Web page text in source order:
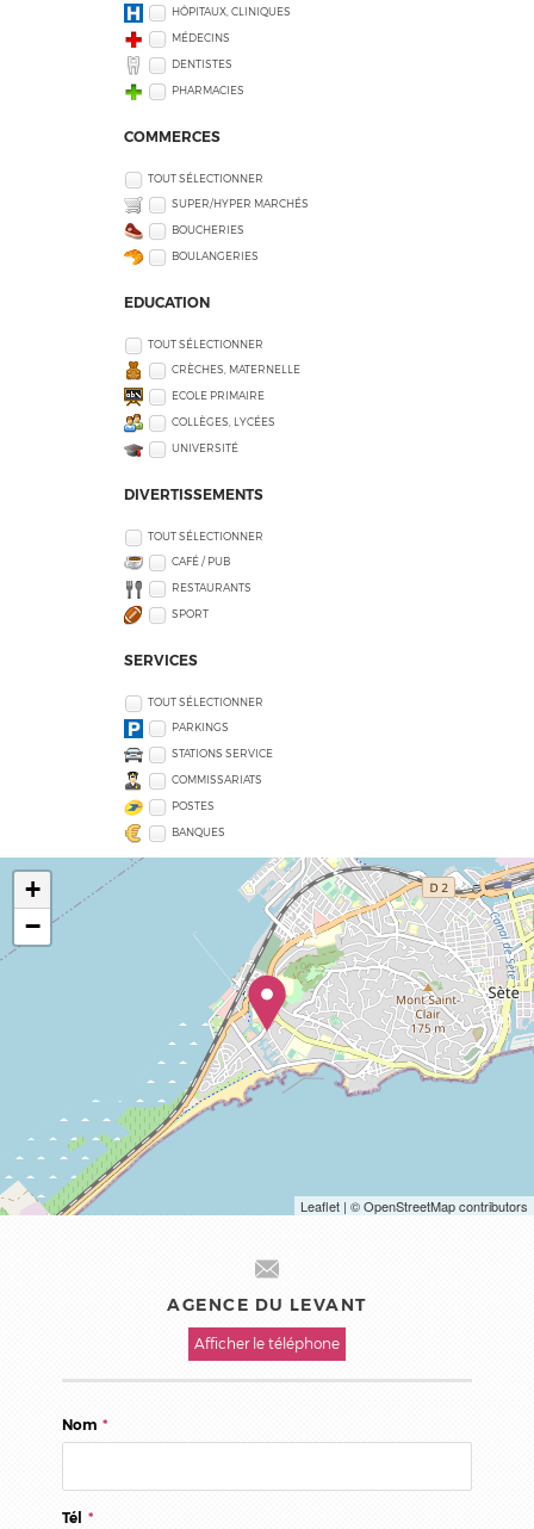
HÔPITAUX, CLINIQUES
MÉDECINS
DENTISTES
PHARMACIES
COMMERCES
TOUT SÉLECTIONNER
SUPER/HYPER MARCHÉS
BOUCHERIES
BOULANGERIES
EDUCATION
TOUT SÉLECTIONNER
CRÈCHES, MATERNELLE
ECOLE PRIMAIRE
COLLÈGES, LYCÉES
UNIVERSITÉ
DIVERTISSEMENTS
TOUT SÉLECTIONNER
CAFÉ / PUB
RESTAURANTS
SPORT
SERVICES
TOUT SÉLECTIONNER
PARKINGS
STATIONS SERVICE
COMMISSARIATS
POSTES
BANQUES
+
−
Leaflet | © OpenStreetMap contributors
AGENCE DU LEVANT
Afficher le téléphone
Nom *
Tél *